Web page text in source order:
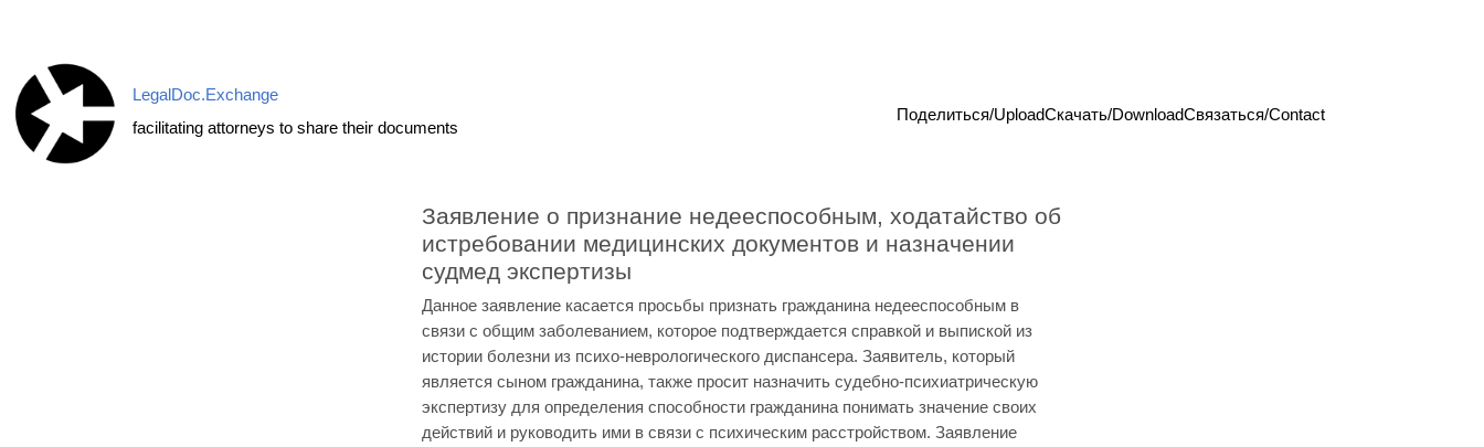
содержимому
LegalDoc.Exchange
facilitating attorneys to share their documents
Поделиться/UploadСкачать/DownloadСвязаться/Contact
Заявление о признание недееспособным, ходатайство об
истребовании медицинских документов и назначении
судмед экспертизы
Данное заявление касается просьбы признать гражданина недееспособным в
связи с общим заболеванием, которое подтверждается справкой и выпиской из
истории болезни из психо-неврологического диспансера. Заявитель, который
является сыном гражданина, также просит назначить судебно-психиатрическую
экспертизу для определения способности гражданина понимать значение своих
действий и руководить ими в связи с психическим расстройством. Заявление